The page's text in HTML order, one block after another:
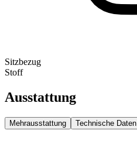
Sitzbezug
Stoff
Ausstattung
Mehrausstattung Technische Daten